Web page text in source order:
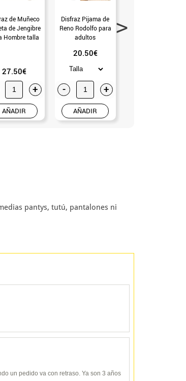
de Muñeco
de Jengibre
Hombre talla
27.50€
+
AÑADIR
Disfraz Pijama de
Reno Rodolfo para
adultos
20.50€
- +
AÑADIR
pantys, tutú, pantalones ni
un pedido va con retraso. Ya son 3 años